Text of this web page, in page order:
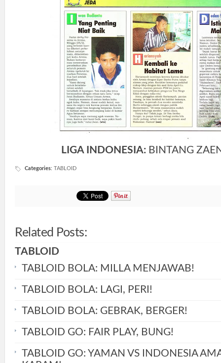
LIGA INDONESIA: BINTANG
Categories: TABLOID
Related Posts:
TABLOID
TABLOID BOLA: MILLA MENJAWAB!
TABLOID BOLA: LAGI, PERI!
TABLOID BOLA: GEBRAK, BERGER!
TABLOID GO: FAIR PLAY, BUNG!
TABLOID GO: YAMAN VS INDONESIA